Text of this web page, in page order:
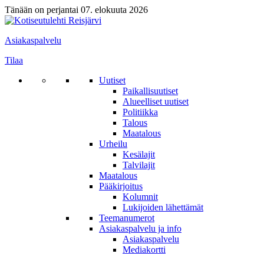
Tänään on perjantai 07. elokuuta 2026
Asiakaspalvelu
Tilaa
Uutiset
Paikallisuutiset
Alueelliset uutiset
Politiikka
Talous
Maatalous
Urheilu
Kesälajit
Talvilajit
Maatalous
Pääkirjoitus
Kolumnit
Lukijoiden lähettämät
Teemanumerot
Asiakaspalvelu ja info
Asiakaspalvelu
Mediakortti